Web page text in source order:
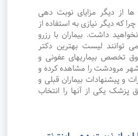
از دیگر مزایای نوبت دهی
که دیگر نیازی به استفاده از
داشت. بیماران با رزرو
توانند لیست بهترین دکتر
تخصص بیماریهای عفونی و
مرودشت را مشاهده کرده و
و پیشنهادات بیماران قبلی و
پزشک یکی از آنها را انتخاب